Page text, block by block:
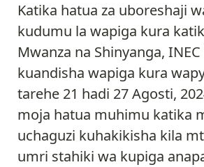
Katika hatua za uboreshaji
kudumu la wapiga kura
Mwanza na Shinyanga,
kuandisha wapiga kura
tarehe 21 hadi 27 Agosti,
moja hatua muhimu katika
uchaguzi kuhakikisha kila
umri stahiki wa kupiga